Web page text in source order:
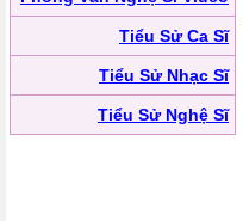
Tiểu Sử Ca Sĩ
Tiểu Sử Nhạc Sĩ
Tiểu Sử Nghệ Sĩ